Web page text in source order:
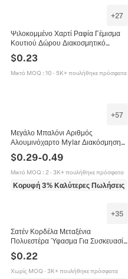
+27
Ψιλοκομμένο Χαρτί Ραφία Γέμισμα
Κουτιού Δώρου Διακοσμητικό
Πολύχρωμο Σατέν Χαρτιού Για Γάμο
Πάρτι Συσκευασία
$0.23
Μικτό MOQ : 10 · 5K+ πουλήθηκε πρόσφατα
+57
Μεγάλο Μπαλόνι Αριθμός
Αλουμινόχαρτο Mylar Διακόσμηση
Πάρτι Γενέθλια Επέτειος Γιορτή
Αυτόματο Κλείσιμο
Επαναχρησιμοποιήσιμο
$0.29-0.49
Μικτό MOQ : 2· 3K+ πουλήθηκε πρόσφατα
Κορυφή 3% Καλύτερες Πωλήσεις
+35
Σατέν Κορδέλα Μεταξένια
Πολυεστέρα Ύφασμα Για Συσκευασία
Δώρου DIY Χειροτεχνία Γάμος Πάρτι
Διακόσμηση Αξεσουάρ Μαλλιών
$0.22
Χωρίς MOQ · 3K+ πουλήθηκε πρόσφατα